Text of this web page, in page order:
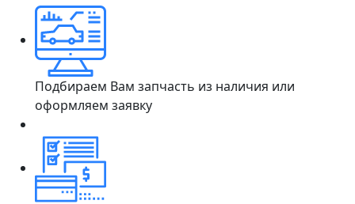
Подбираем Вам запчасть из наличия или
оформляем заявку